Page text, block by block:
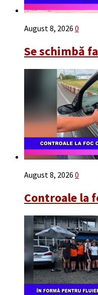
August 8, 2026 0
Se schimbă
August 8, 2026 0
Controale la